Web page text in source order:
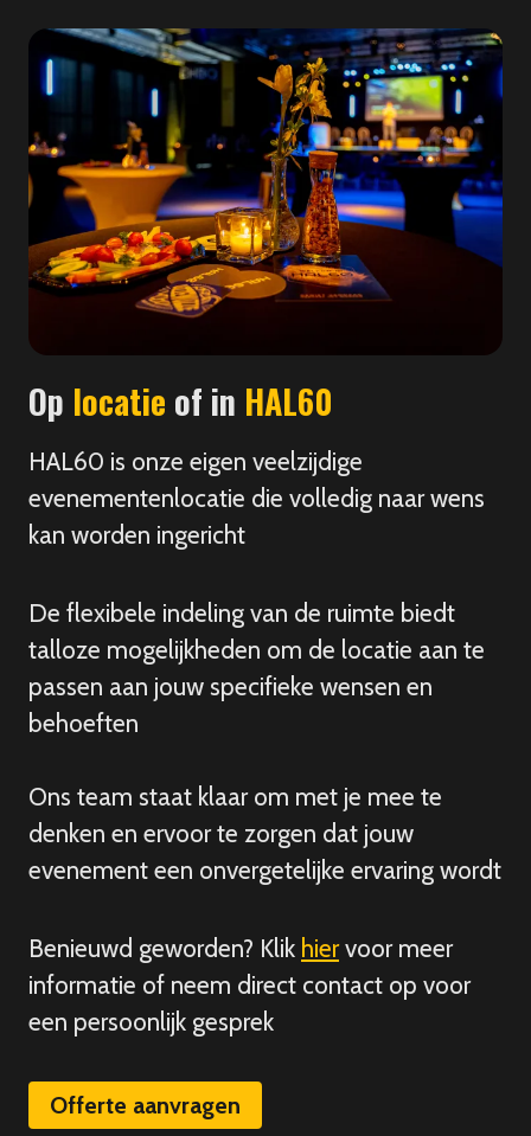
Op locatie of in HAL60
HAL60 is onze eigen veelzijdige
evenementenlocatie die volledig naar wens
kan worden ingericht
De flexibele indeling van de ruimte biedt
talloze mogelijkheden om de locatie aan te
passen aan jouw specifieke wensen en
behoeften
Ons team staat klaar om met je mee te
denken en ervoor te zorgen dat jouw
evenement een onvergetelijke ervaring wordt
Benieuwd geworden? Klik hiervoor meer
informatie of neem direct contact op voor
een persoonlijk gesprek
Offerte aanvragen